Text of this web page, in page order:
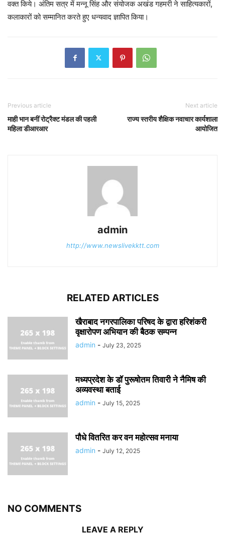
वक्त किये। अंतिम सत्र में मन्नू सिंह और संयोजक अखंड गहमरी ने साहित्यकारों,
कलाकारों को सम्मानित करते हुए धन्यवाद ज्ञापित किया।
Previous article
माही भान बनीं रोट्रैक्ट मंडल की पहली
महिला डीआरआर
Next article
राज्य स्तरीय शैक्षिक नवाचार कार्यशाला
आयोजित
admin
http://www.newslivekktt.com
RELATED ARTICLES
खैराबाद नगरपालिका परिषद के द्वारा हरिशंकरी
वृक्षारोपण अभियान की बैठक सम्पन्न
admin - July 23, 2025
मध्यप्रदेश के डॉ पुरूषोतम तिवारी ने नैमिष की
अव्यवस्था बताई
admin - July 15, 2025
पौधे वितरित कर वन महोत्सव मनाया
admin - July 12, 2025
NO COMMENTS
LEAVE A REPLY